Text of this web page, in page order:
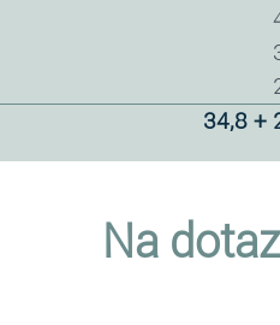
34,8 +
Na dotaz